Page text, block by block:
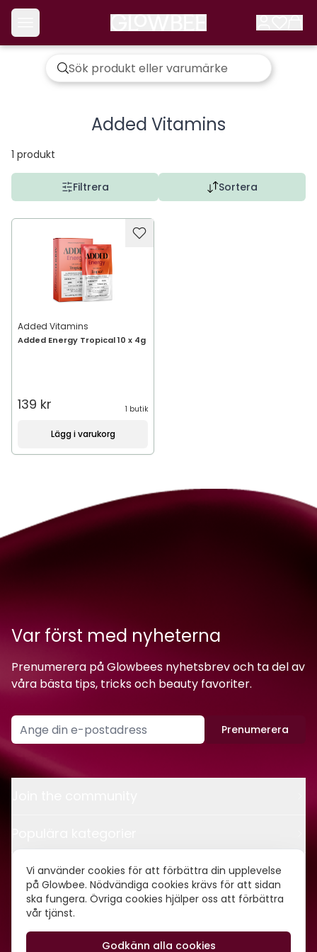
Vi använder cookies för att förbättra din upplevelse
på Glowbee. Nödvändiga cookies krävs för att sidan
ska fungera. Övriga cookies hjälper oss att förbättra
vår tjänst.
Godkänn alla cookies
Added Vitamins
1 produkt
Filtrera Sortera
Added Vitamins
Added Energy Tropical 10 x 4g
139 kr 1 butik
Lägg i varukorg
Var först med nyheterna
Prenumerera på Glowbees nyhetsbrev och ta del av
våra bästa tips, tricks och beauty favoriter.
Prenumerera
Kontakt
Om oss